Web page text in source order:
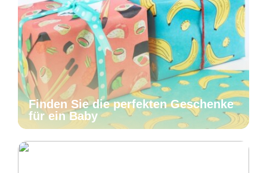
Finden Sie die perfekten Geschenke
für ein Baby